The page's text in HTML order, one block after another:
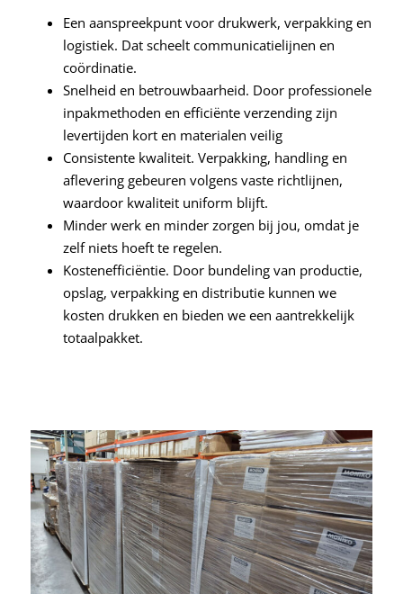
Een aanspreekpunt voor drukwerk, verpakking en
logistiek. Dat scheelt communicatielijnen en
coördinatie.
Snelheid en betrouwbaarheid. Door professionele
inpakmethoden en efficiënte verzending zijn
levertijden kort en materialen veilig
Consistente kwaliteit. Verpakking, handling en
aflevering gebeuren volgens vaste richtlijnen,
waardoor kwaliteit uniform blijft.
Minder werk en minder zorgen bij jou, omdat je
zelf niets hoeft te regelen.
Kostenefficiëntie. Door bundeling van productie,
opslag, verpakking en distributie kunnen we
kosten drukken en bieden we een aantrekkelijk
totaalpakket.